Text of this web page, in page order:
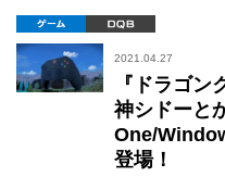
ゲーム
2021.04.27
『ドラゴ
神シドーと
One/
登場！